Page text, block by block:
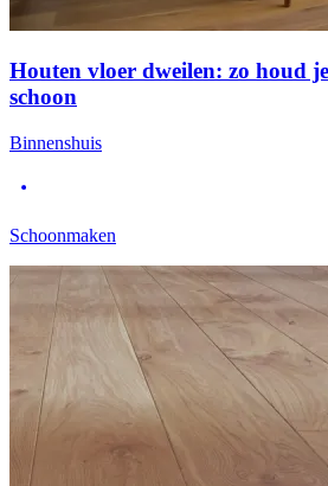
Houten vloer dweilen: zo houd
schoon
Binnenshuis
Schoonmaken